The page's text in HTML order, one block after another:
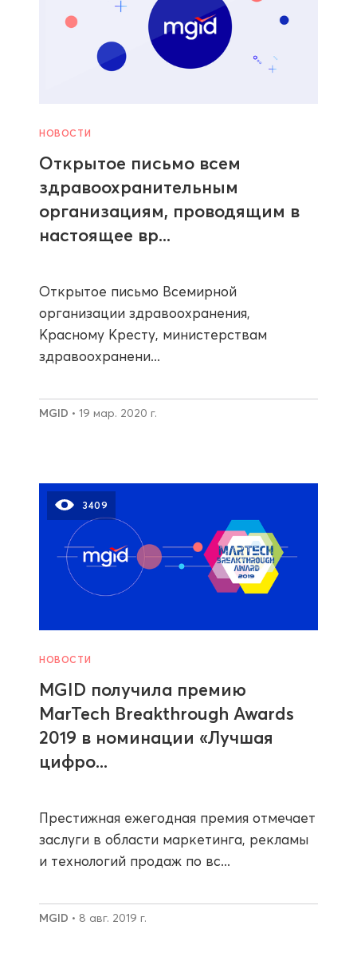
НОВОСТИ
Открытое письмо всем
здравоохранительным
организациям, проводящим в
настоящее вр...
Открытое письмо Всемирной
организации здравоохранения,
Красному Кресту, министерствам
здравоохранени...
MGID • 19 мар. 2020 г.
3409
НОВОСТИ
MGID получила премию
MarTech Breakthrough Awards
2019 в номинации «Лучшая
цифро...
Престижная ежегодная премия отмечает
заслуги в области маркетинга, рекламы
и технологий продаж по вс...
MGID • 8 авг. 2019 г.